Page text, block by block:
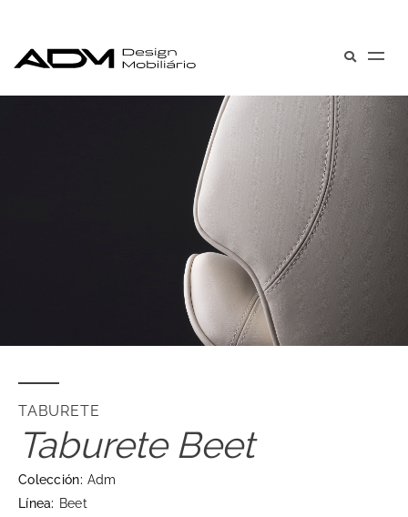
TABURETE
Taburete Beet
Colección: Adm
Línea: Beet